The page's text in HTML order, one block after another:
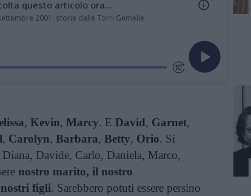
questo articolo ora...
2001: storie dalle Torri Gemelle
, Kevin, Marcy. E David, Garnet,
, Carolyn, Barbara, Betty, Orio. Si
Davide, Carlo, Daniela, Marco,
nostro marito, il nostro
figli. Sarebbero potuti essere persino